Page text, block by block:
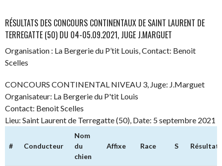
RÉSULTATS DES CONCOURS CONTINENTAUX DE SAINT LAURENT DE
TERREGATTE (50) DU 04-05.09.2021, JUGE J.MARGUET
Organisation : La Bergerie du P’tit Louis, Contact: Benoit
Scelles
CONCOURS CONTINENTAL NIVEAU 3, Juge: J.Marguet
Organisateur: La Bergerie du P'tit Louis
Contact: Benoit Scelles
Lieu: Saint Laurent de Terregatte (50), Date: 5 septembre 2021
# Conducteur
Nom
du
chien
Affixe Race S Résultat